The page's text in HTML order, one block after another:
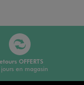
OFFERTS
en magasin